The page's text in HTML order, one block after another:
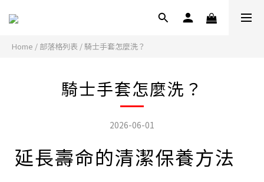
Home / 部落格列表 /騎士手套怎麼洗？
騎士手套怎麼洗？
2026-06-01
延長壽命的清潔保養方法